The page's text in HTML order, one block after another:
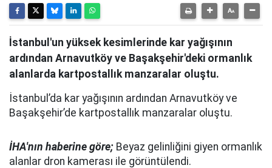
İstanbul'un yüksek kesimlerinde kar yağışının
ardından Arnavutköy ve Başakşehir'deki ormanlık
alanlarda kartpostallık manzaralar oluştu.
İstanbul’da kar yağışının ardından Arnavutköy ve
Başakşehir’de kartpostallık manzaralar oluştu.
İHA'nın haberine göre; Beyaz gelinliğini giyen ormanlık
alanlar dron kamerası ile görüntülendi.